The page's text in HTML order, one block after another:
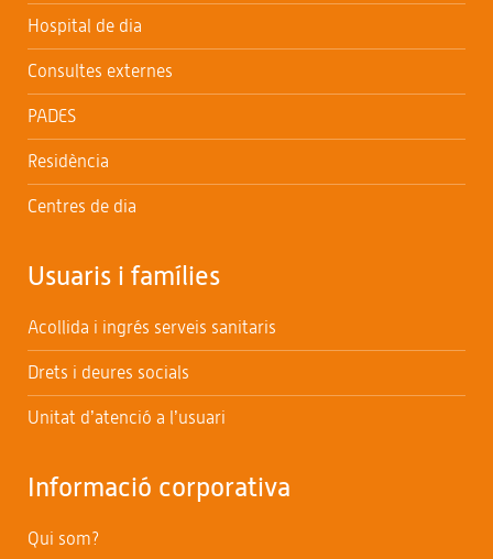
Hospital de dia
Consultes externes
PADES
Residència
Centres de dia
Usuaris i famílies
Acollida i ingrés serveis sanitaris
Drets i deures socials
Unitat d’atenció a l’usuari
Informació corporativa
Qui som?